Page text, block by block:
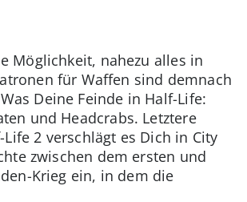
Möglichkeit, nahezu alles in
für Waffen sind demnach
Deine Feinde in Half-Life:
und Headcrabs. Letztere
2 verschlägt es Dich in City
zwischen dem ersten und
Krieg ein, in dem die